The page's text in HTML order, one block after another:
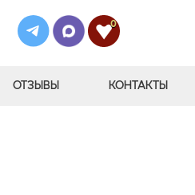
0
ОТЗЫВЫ КОНТАКТЫ